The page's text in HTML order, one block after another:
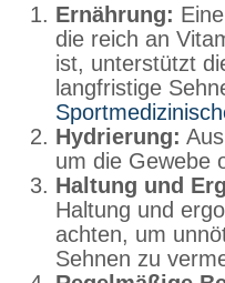
Ernährung:
die reich an
ist, unterstützt
langfristige
Hydrierung:
um die Gewebe
Haltung und
Haltung und
achten, um
Sehnen zu